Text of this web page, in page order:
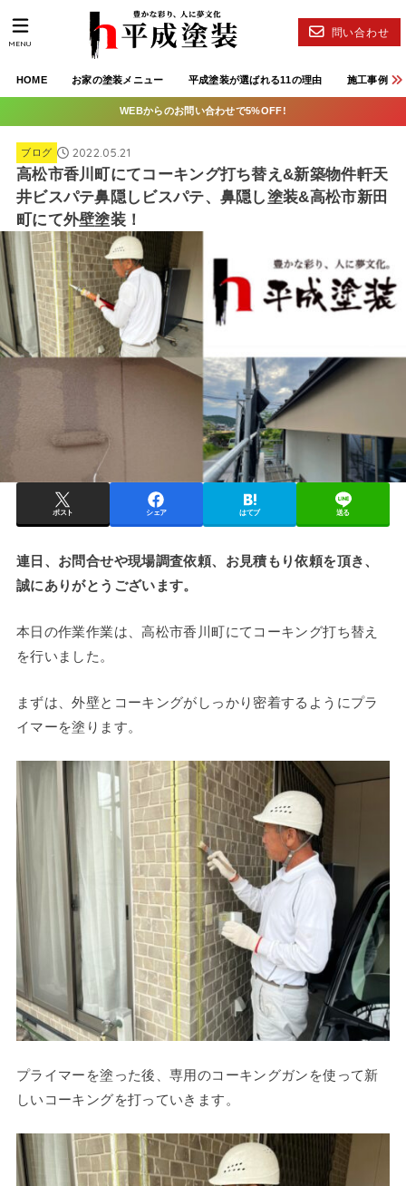
HOME お家の塗装メニュー 平成塗装が選ばれる11の理由 施工事例
問い合わせ
MENU
WEBからのお問い合わせで5%OFF!
ブログ 2022.05.21
高松市香川町にてコーキング打ち替え&新築物件軒天
井ビスパテ鼻隠しビスパテ、鼻隠し塗装&高松市新田
町にて外壁塗装！
ポスト シェア はてブ 送る
連日、お問合せや現場調査依頼、お見積もり依頼を頂き、
誠にありがとうございます。
本日の作業作業は、高松市香川町にてコーキング打ち替え
を行いました。
まずは、外壁とコーキングがしっかり密着するようにプラ
イマーを塗ります。
プライマーを塗った後、専用のコーキングガンを使って新
しいコーキングを打っていきます。